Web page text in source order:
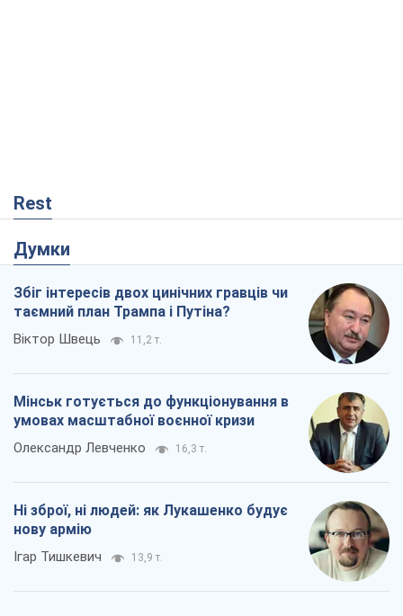
Rest
Думки
Збіг інтересів двох цинічних гравців чи
таємний план Трампа і Путіна?
Віктор Швець 11,2 т.
Мінськ готується до функціонування в
умовах масштабної воєнної кризи
Олександр Левченко 16,3 т.
Ні зброї, ні людей: як Лукашенко будує
нову армію
Ігар Тишкевич 13,9 т.